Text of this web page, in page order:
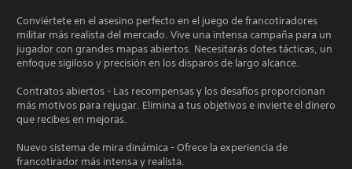
Conviértete en el asesino perfecto en el juego de francotiradores
militar más realista del mercado. Vive una intensa campaña para un
jugador con grandes mapas abiertos. Necesitarás dotes tácticas, un
enfoque sigiloso y precisión en los disparos de largo alcance.
Contratos abiertos - Las recompensas y los desafíos proporcionan
más motivos para rejugar. Elimina a tus objetivos e invierte el dinero
que recibes en mejoras.
Nuevo sistema de mira dinámica - Ofrece la experiencia de
francotirador más intensa y realista.